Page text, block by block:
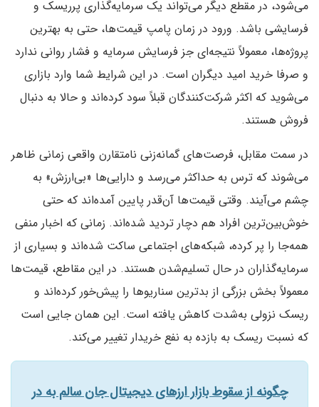
می‌شود، در مقطع دیگر می‌تواند یک سرمایه‌گذاری پرریسک و
فرسایشی باشد. ورود در زمان پامپ قیمت‌ها، حتی به بهترین
پروژه‌ها، معمولاً نتیجه‌ای جز فرسایش سرمایه و فشار روانی ندارد
و صرفا خرید امید دیگران است. در این شرایط شما وارد بازاری
می‌شوید که اکثر شرکت‌کنندگان قبلاً سود کرده‌اند و حالا به دنبال
فروش هستند.
در سمت مقابل، فرصت‌های گمانه‌زنی نامتقارن واقعی زمانی ظاهر
می‌شوند که ترس به حداکثر می‌رسد و دارایی‌ها «بی‌ارزش» به
چشم می‌آیند. وقتی قیمت‌ها آن‌قدر پایین آمده‌اند که حتی
خوش‌بین‌ترین افراد هم دچار تردید شده‌اند. زمانی که اخبار منفی
همه‌جا را پر کرده، شبکه‌های اجتماعی ساکت شده‌اند و بسیاری از
سرمایه‌گذاران در حال تسلیم‌شدن هستند. در این مقاطع، قیمت‌ها
معمولاً بخش بزرگی از بدترین سناریوها را پیش‌خور کرده‌اند و
ریسک نزولی به‌شدت کاهش یافته است. این همان جایی است
که نسبت ریسک به بازده به نفع خریدار تغییر می‌کند.
چگونه از سقوط بازار ارزهای دیجیتال جان سالم به در